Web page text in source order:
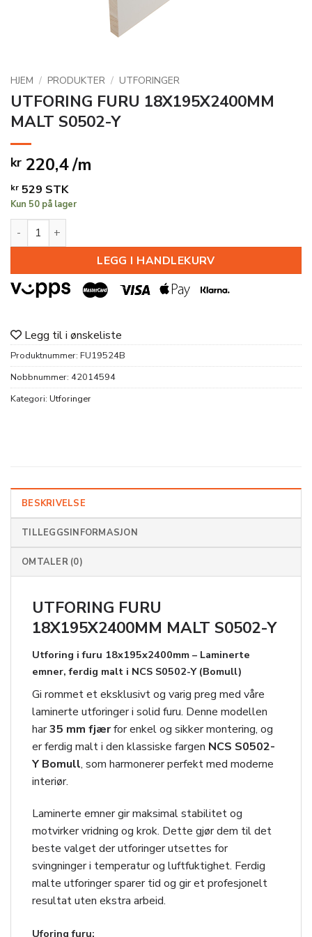
HJEM / PRODUKTER / UTFORINGER
UTFORING FURU 18X195X2400MM
MALT S0502-Y
kr 220,4 /m
kr 529 STK
Kun 50 på lager
UTFORING FURU 18X195X2400MM MALT S0502-Y antall
LEGG I HANDLEKURV
Legg til i ønskeliste
Produktnummer: FU19524B
Nobbnummer: 42014594
Kategori: Utforinger
BESKRIVELSE
TILLEGGSINFORMASJON
OMTALER (0)
UTFORING FURU
18X195X2400MM MALT S0502-Y
Utforing i furu 18x195x2400mm – Laminerte
emner, ferdig malt i NCS S0502-Y (Bomull)
Gi rommet et eksklusivt og varig preg med våre
laminerte utforinger i solid furu. Denne modellen
har35 mm fjærfor enkel og sikker montering, og
er ferdig malt i den klassiske fargen NCS S0502-
Y Bomull, som harmonerer perfekt med moderne
interiør.
Laminerte emner gir maksimal stabilitet og
motvirker vridning og krok. Dette gjør dem til det
beste valget der utforinger utsettes for
svingninger i temperatur og luftfuktighet. Ferdig
malte utforinger sparer tid og gir et profesjonelt
resultat uten ekstra arbeid.
Uforing furu: